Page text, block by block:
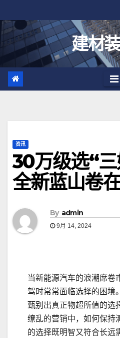
至
建材
资讯
30万级选“三
全新蓝山卷
By admin
9月 14, 2024
当新能源汽车的浪潮席卷
驾时常常面临选择的困境
甄别出真正物超所值的选
缭乱的营销中，如何保持
的选择既明智又符合长远